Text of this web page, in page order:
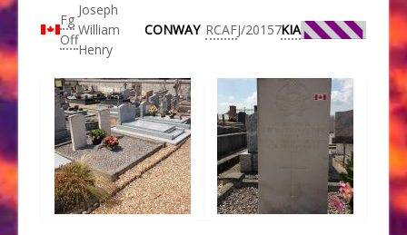
Fg
Off
Joseph
William
Henry
CONWAY RCAFJ/20157KIA